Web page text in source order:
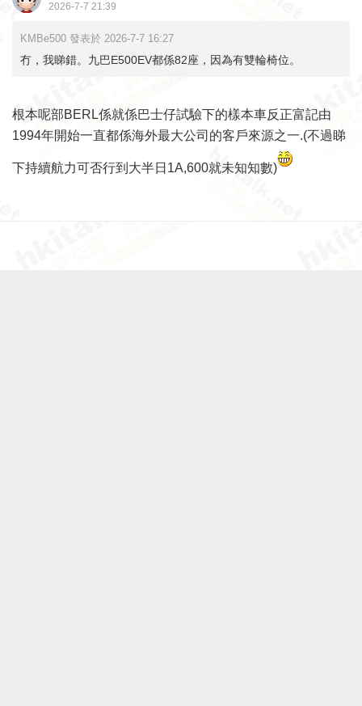
2026-7-7 21:39
KMBe500 發表於 2026-7-7 16:27
冇，我睇錯。九巴E500EV都係82座，因為有雙輪椅位。
根本呢部BERL係就係巴士仔試驗下的樣本車反正富記由
1994年開始一直都係海外最大公司的客戶來源之一.(不過睇
下持續航力可否行到大半日1A,600就未知知數)